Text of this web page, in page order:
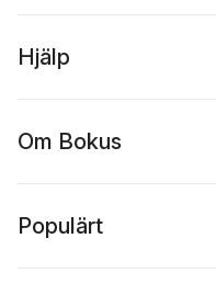
Hjälp
Om Bokus
Populärt